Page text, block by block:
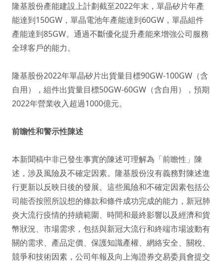
隆基股份產能建設上計劃截至2022年末，單晶矽片年產
能達到150GW，單晶電池年產能達到60GW，單晶組件
產能達到85GW。通過不斷優化提升產能來增強公司服務
全球客戶的能力。
隆基股份2022年單晶矽片出貨量目標90GW-100GW（含
自用），組件出貨量目標50GW-60GW（含自用），預期
2022年營業收入超過1000億元。
前瞻性和警示性陳述
本新聞稿中非已發生事實的陳述可理解為「前瞻性」陳
述，涉及風險及不確定因素。隆基股份沒有義務對陳述進
行更新以反映日後的發展。這些風險和不確定因素包括公
司能否按照所設想的條款和條件成功完成的能力，新冠肺
炎大流行疫情的持續範圍、時間和最終影響以及經濟和貨
幣狀況、市場需求，包括與新冠大流行和終端市場波動有
關的需求、產品定價、保護知識產權、網絡安全、關稅、
競爭和技術因素，公司年報及向上海證券交易委員會提交